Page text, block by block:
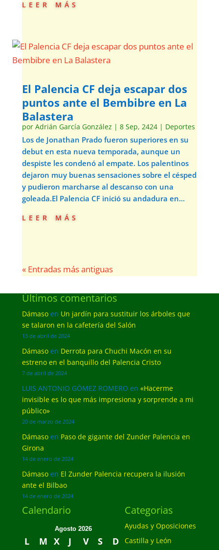
leer más
El Palencia CF deja escapar dos
puntos ante el Bembibre en La
Balastera
por Adrián García González | 8 Sep, 2424| Deportes
Los de Jonathan Prado fueron superiores en su
debut en esta nueva temporada, aunque un
despiste les condenó al empate. Los palentinos
dejaron muy buenas sensaciones sobre el césped
y pudieron marcharse al descanso con una
goleada.El Palencia CF inició su andadura en...
leer más
« Entradas más antiguas
Últimos comentarios
Dámasoen Un jardín para sustituir los árboles que
se talaron en la cafetería del Salón
13 de abril de 2024
Dámasoen Derrota para Chuchi Macón en su
estreno en el banquillo del Palencia Cristo
7 de abril de 2024
LUIS ANTONIO GÓMEZ ROMERO en «Hacerme
invisible es lo que más impresiona y sorprende a mi
público»
20 de marzo de 2024
Dámasoen Paso de gigante del Zunder Palencia en
Girona
14 de enero de 2024
Dámasoen El Zunder Palencia recupera la ilusión
ante el Bilbao
14 de enero de 2024
Calendario
Agosto 2026
L M X J V S
D
Categorias
Ayudas y Oposiciones
Castilla y León